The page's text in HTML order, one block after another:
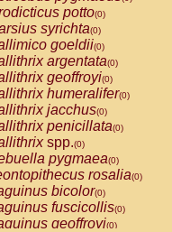
Callicebus cupreus
Callicebus donacophilus
Callicebus moloch
Callicebus torquatus
Callicebusspp.(0)
Chiropotes satanas(0)
Pithecia monachus
Pithecia pithecia(0)
Cercocebus agilis
Cercocebus
Cercocebus
Cercocebus
Cercocebus
Cercocebushybrid
potto(0)
syrichta(0)
goeldii(0)
argentata(0)
geoffroyi(0)
humeralifer(0)
jacchus(0)
penicillata(0)
spp.(0)
pygmaea(0)
rosalia(0)
bicolor(0)
fuscicollis(0)
geoffroyi(0)